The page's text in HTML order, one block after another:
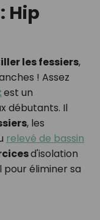
Hip
les fessiers,
! Assez
est un
débutants. Il
, les
relevé de bassin
d'isolation
pour éliminer sa